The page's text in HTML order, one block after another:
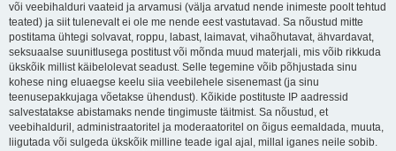
või veebihalduri vaateid ja arvamusi (välja arvatud nende inimeste poolt tehtud
teated) ja siit tulenevalt ei ole me nende eest vastutavad. Sa nõustud mitte
postitama ühtegi solvavat, roppu, labast, laimavat, vihaõhutavat, ähvardavat,
seksuaalse suunitlusega postitust või mõnda muud materjali, mis võib rikkuda
ükskõik millist käibelolevat seadust. Selle tegemine võib põhjustada sinu
kohese ning eluaegse keelu siia veebilehele sisenemast (ja sinu
teenusepakkujaga võetakse ühendust). Kõikide postituste IP aadressid
salvestatakse abistamaks nende tingimuste täitmist. Sa nõustud, et
veebihalduril, administraatoritel ja moderaatoritel on õigus eemaldada, muuta,
liigutada või sulgeda ükskõik milline teade igal ajal, millal iganes neile sobib.